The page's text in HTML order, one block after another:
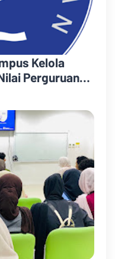
Kelola
Perguruan
Pangan